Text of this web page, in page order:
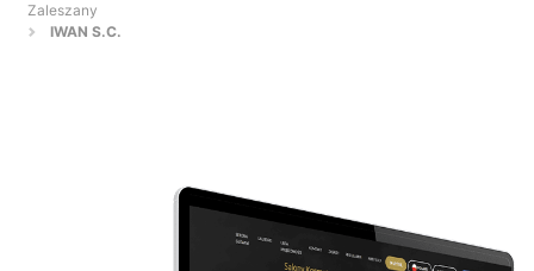
Zaleszany
IWAN S.C.